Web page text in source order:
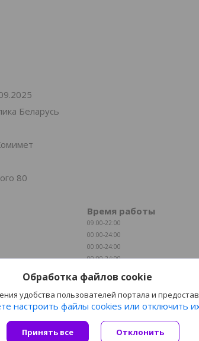
Беларусь
80
Время работы
09:00-22:00
00:00-24:00
00:00-24:00
00:00-24:00
00:00-24:00
00:00-24:00
Сайт создан на платформе Deal.by
Обработка файлов cookie
удобства пользователей портала и
настроить файлы cookies или отключить
Принять все Отклонить